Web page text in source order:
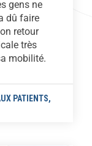
gens ne
dû faire
retour
très
mobilité.
PATIENTS,